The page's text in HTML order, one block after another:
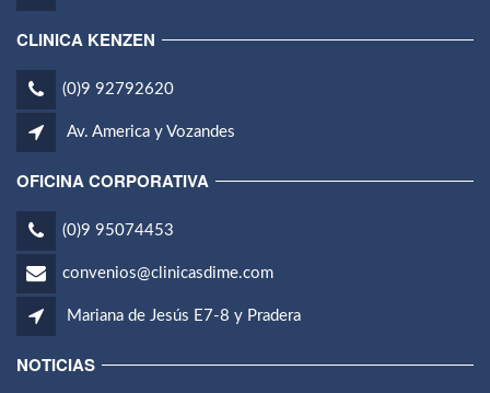
CLINICA KENZEN
(0)9 92792620
Av. America y Vozandes
OFICINA CORPORATIVA
(0)9 95074453
convenios@clinicasdime.com
Mariana de Jesús E7-8 y Pradera
NOTICIAS